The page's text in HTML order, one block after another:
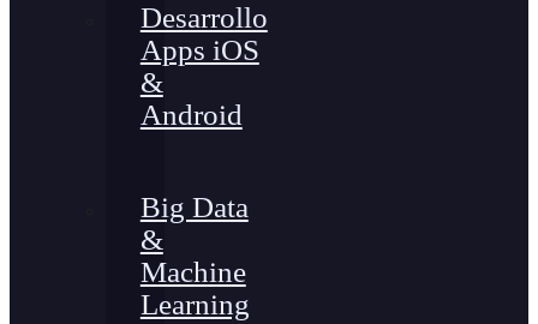
Desarrollo
Apps iOS
&
Android
Big Data
&
Machine
Learning